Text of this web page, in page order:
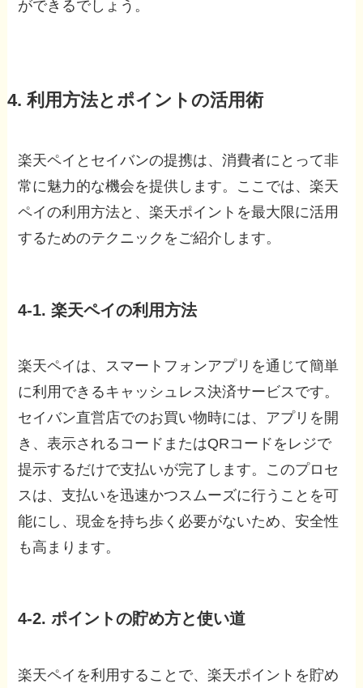
ができるでしょう。
4. 利用方法とポイントの活用術
楽天ペイとセイバンの提携は、消費者にとって非
常に魅力的な機会を提供します。ここでは、楽天
ペイの利用方法と、楽天ポイントを最大限に活用
するためのテクニックをご紹介します。
4-1. 楽天ペイの利用方法
楽天ペイは、スマートフォンアプリを通じて簡単
に利用できるキャッシュレス決済サービスです。
セイバン直営店でのお買い物時には、アプリを開
き、表示されるコードまたはQRコードをレジで
提示するだけで支払いが完了します。このプロセ
スは、支払いを迅速かつスムーズに行うことを可
能にし、現金を持ち歩く必要がないため、安全性
も高まります。
4-2. ポイントの貯め方と使い道
楽天ペイを利用することで、楽天ポイントを貯め